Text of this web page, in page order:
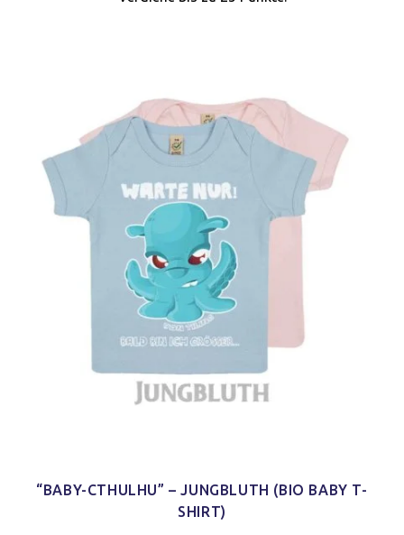
“BABY-CTHULHU” – JUNGBLUTH (BIO BABY T-
SHIRT)